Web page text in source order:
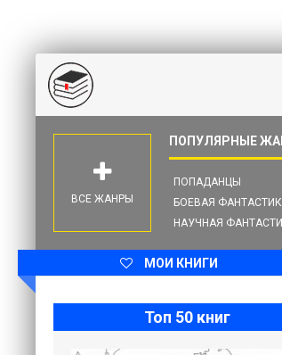
ПОПАДАНЦЫ
БОЕВАЯ
НАУЧНАЯ
ВСЕ ЖАНРЫ
МОИ КНИГИ
Топ 50 книг